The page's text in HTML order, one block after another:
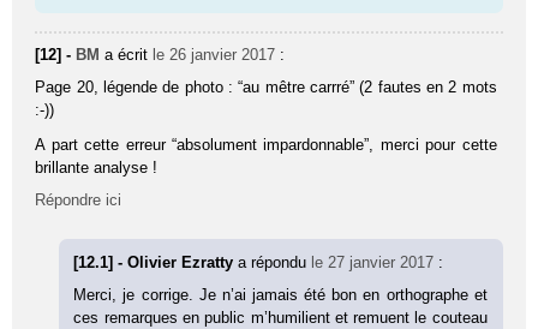
[12] - BM a écrit le 26 janvier 2017 :
Page 20, légende de photo : “au mêtre carrré” (2 fautes en 2 mots
:-))
A part cette erreur “absolument impardonnable”, merci pour cette
brillante analyse !
Répondre ici
[12.1] - Olivier Ezrattya répondu le 27 janvier 2017 :
Merci, je corrige. Je n’ai jamais été bon en orthographe et
ces remarques en public m’humilient et remuent le couteau